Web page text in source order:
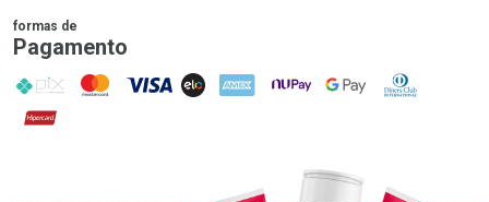
formas de
Pagamento
PIX MasterCard
VISA ELO AMEX NuPay Google PayDiners Club
Hipercard
Promoção em Destaque